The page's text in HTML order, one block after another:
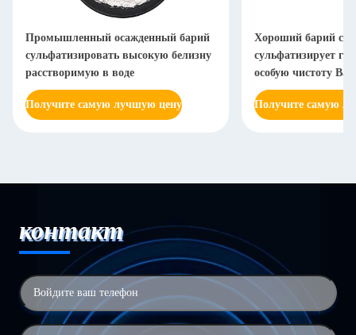
Промышленный осажденный барий
сульфатизировать высокую белизну
расстворимую в воде
Получите самую лучшую цену
Хороший барий
сульфатизирует
особую чистоту
Получите самую
контакт